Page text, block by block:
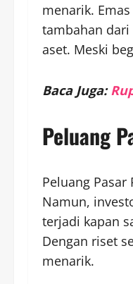
menarik.
tambahan
aset. Meski
Baca Juga:
Peluang
Peluang
Namun,
terjadi kapan
Dengan riset
menarik.